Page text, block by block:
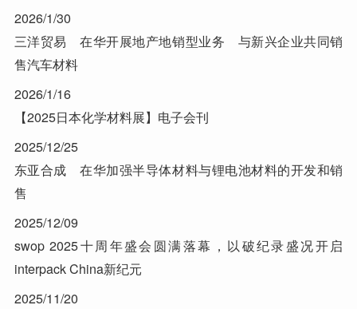
2026/1/30
三洋贸易 在华开展地产地销型业务 与新兴企业共同销
售汽车材料
2026/1/16
【2025日本化学材料展】电子会刊
2025/12/25
东亚合成 在华加强半导体材料与锂电池材料的开发和销
售
2025/12/09
swop 2025十周年盛会圆满落幕，以破纪录盛况开启
interpack China新纪元
2025/11/20